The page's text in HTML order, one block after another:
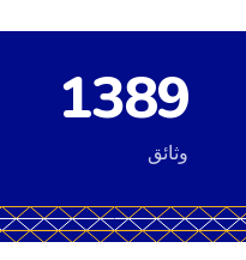
1389
وثائق